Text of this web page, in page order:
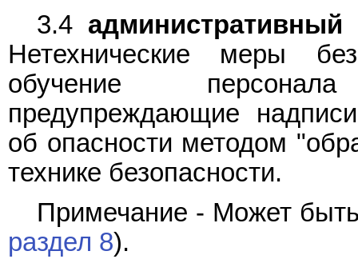
3.4 административный
Нетехнические меры
обучение
предупреждающие
об опасности методом
технике безопасности.
Примечание - Может
раздел 8).